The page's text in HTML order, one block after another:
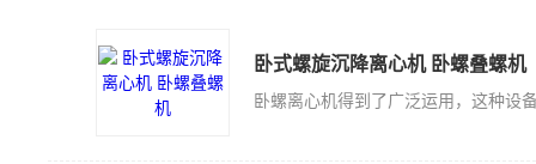
卧式螺旋沉降离心机 卧螺叠螺机